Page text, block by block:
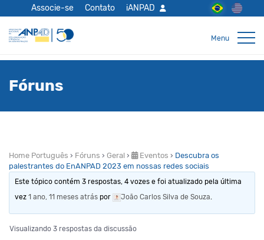
Associe-se Contato iANPAD
Fóruns
Home Português › Fóruns › Geral › Eventos › Descubra os
palestrantes do EnANPAD 2023 em nossas redes sociais
Este tópico contém 3 respostas, 4 vozes e foi atualizado pela última
vez1 ano, 11 meses atrás por João Carlos Silva de Souza.
Visualizando 3 respostas da discussão